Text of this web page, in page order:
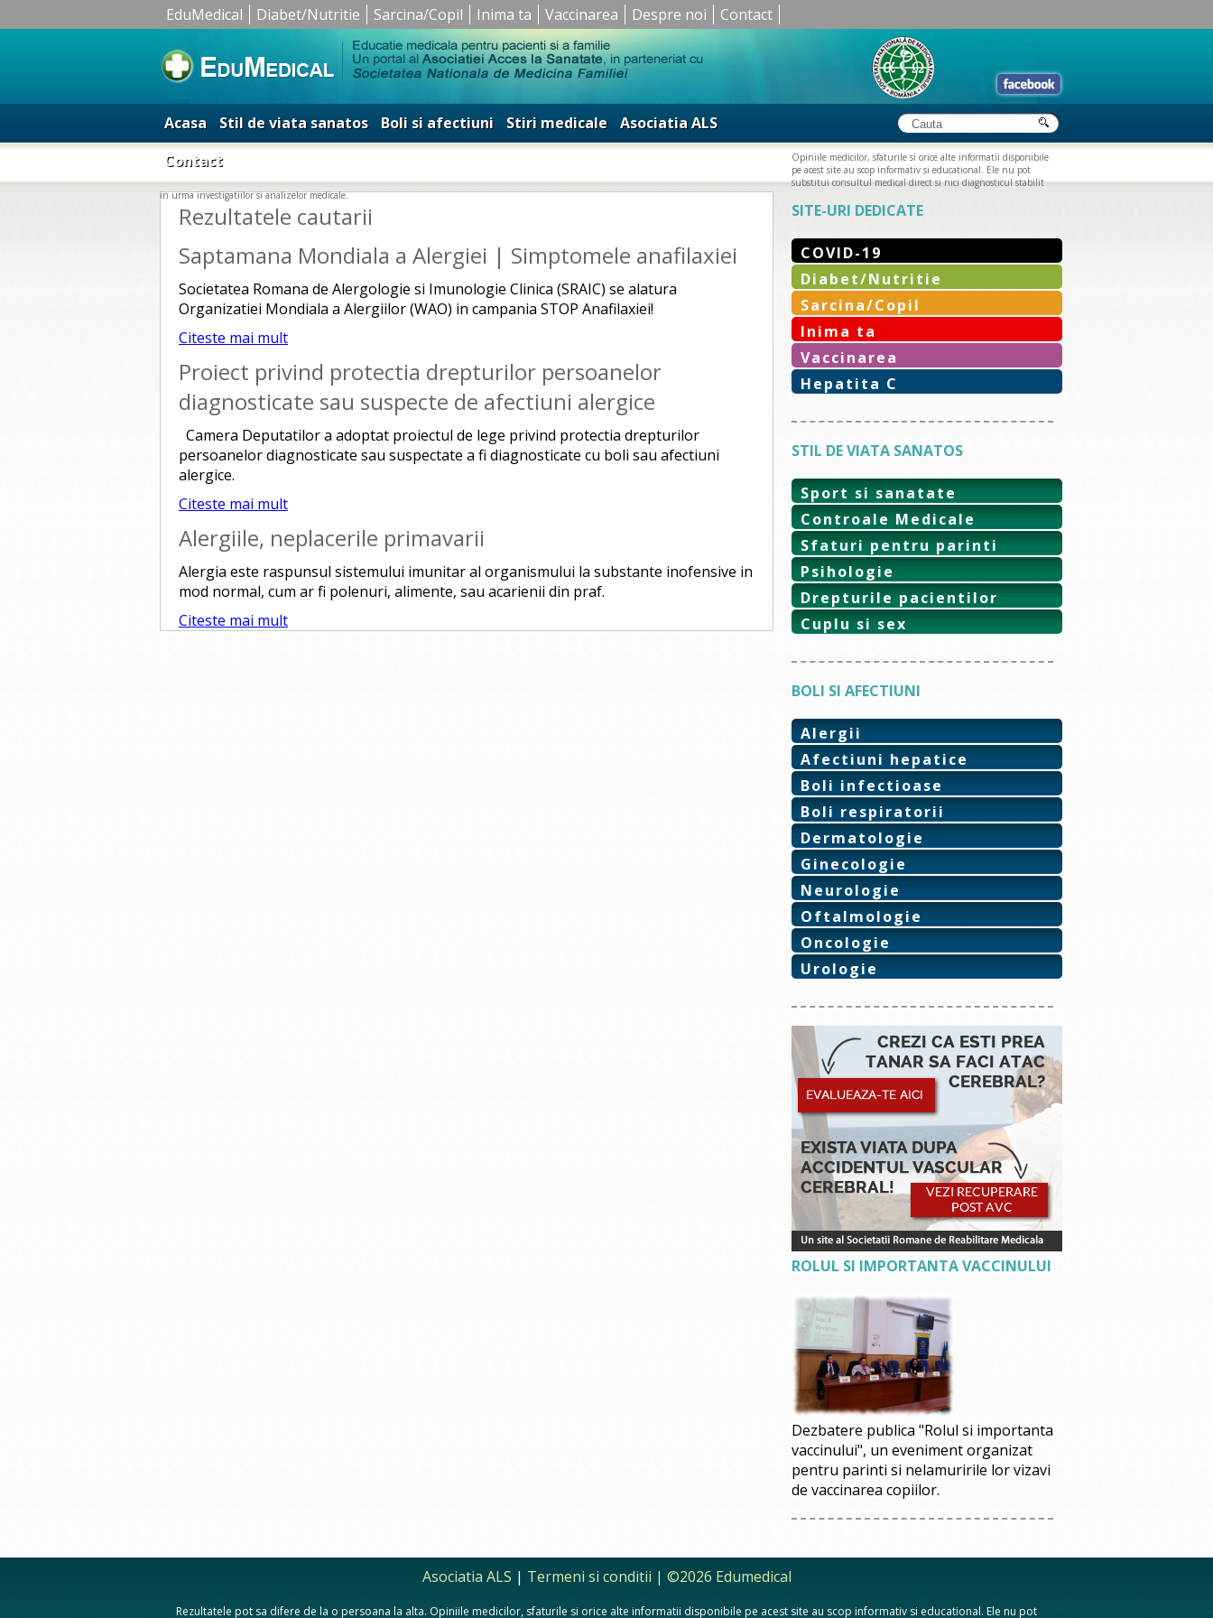
EduMedical Diabet/Nutritie Sarcina/Copil Inima ta Vaccinarea Despre noi Contact
Acasa Stil de viata sanatos Boli si afectiuni Stiri medicale
Asociatia ALS
Contact
Opiniile medicilor, sfaturile si orice alte informatii disponibile
pe acest site au scop informativ si educational. Ele nu pot
substitui consultul medical direct si nici diagnosticul stabilit
in urma investigatiilor si analizelor medicale.
Rezultatele cautarii
Saptamana Mondiala a Alergiei | Simptomele anafilaxiei
Societatea Romana de Alergologie si Imunologie Clinica (SRAIC) se alatura
Organizatiei Mondiala a Alergiilor (WAO) in campania STOP Anafilaxiei!
Citeste mai mult
Proiect privind protectia drepturilor persoanelor
diagnosticate sau suspecte de afectiuni alergice
Camera Deputatilor a adoptat proiectul de lege privind protectia drepturilor
persoanelor diagnosticate sau suspectate a fi diagnosticate cu boli sau afectiuni
alergice.
Citeste mai mult
Alergiile, neplacerile primavarii
Alergia este raspunsul sistemului imunitar al organismului la substante inofensive in
mod normal, cum ar fi polenuri, alimente, sau acarienii din praf.
Citeste mai mult
SITE-URI DEDICATE
COVID-19
Diabet/Nutritie
Sarcina/Copil
Inima ta
Vaccinarea
Hepatita C
STIL DE VIATA SANATOS
Sport si sanatate
Controale Medicale
Sfaturi pentru parinti
Psihologie
Drepturile pacientilor
Cuplu si sex
BOLI SI AFECTIUNI
Alergii
Afectiuni hepatice
Boli infectioase
Boli respiratorii
Dermatologie
Ginecologie
Neurologie
Oftalmologie
Oncologie
Urologie
ROLUL SI IMPORTANTA VACCINULUI
Dezbatere publica "Rolul si importanta
vaccinului", un eveniment organizat
pentru parinti si nelamuririle lor vizavi
de vaccinarea copiilor.
Asociatia ALS | Termeni si conditii | ©2026 Edumedical
Rezultatele pot sa difere de la o persoana la alta. Opiniile medicilor, sfaturile si orice alte informatii disponibile pe acest site au scop informativ si educational. Ele nu pot